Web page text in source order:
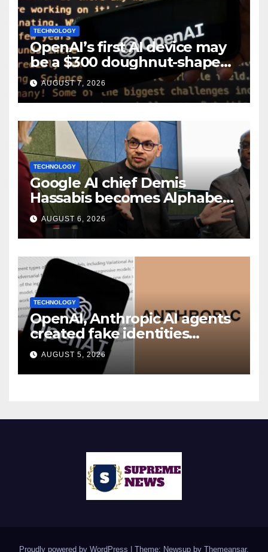
TECHNOLOGY
OpenAI’s first AI device may
be a $300 doughnut-shaped
smart speaker: Report
AUGUST 7, 2026
TECHNOLOGY
Google AI chief Demis
Hassabis becomes Alphabet
chief scientist in leadership
shakeup
AUGUST 6, 2026
TECHNOLOGY
OpenAI, Anthropic AI agents
created fake identities
during UK cyber tests:
Report
AUGUST 5, 2026
Proudly powered by WordPress | Theme: Newsup by Themeansar.